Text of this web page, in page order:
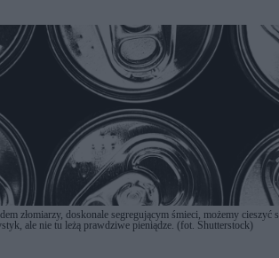
złomiarzy, doskonale segregującym śmieci, możemy cieszyć
ale nie tu leżą prawdziwe pieniądze. (fot. Shutterstock)